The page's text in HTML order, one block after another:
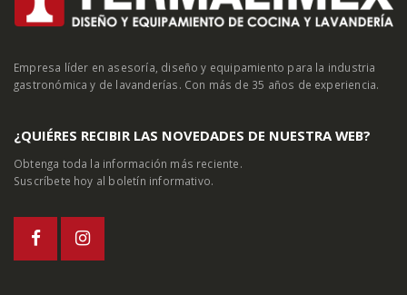
Empresa líder en asesoría, diseño y equipamiento para la industria
gastronómica y de lavanderías. Con más de 35 años de experiencia.
¿QUIÉRES RECIBIR LAS NOVEDADES DE NUESTRA WEB?
Obtenga toda la información más reciente.
Suscríbete hoy al boletín informativo.